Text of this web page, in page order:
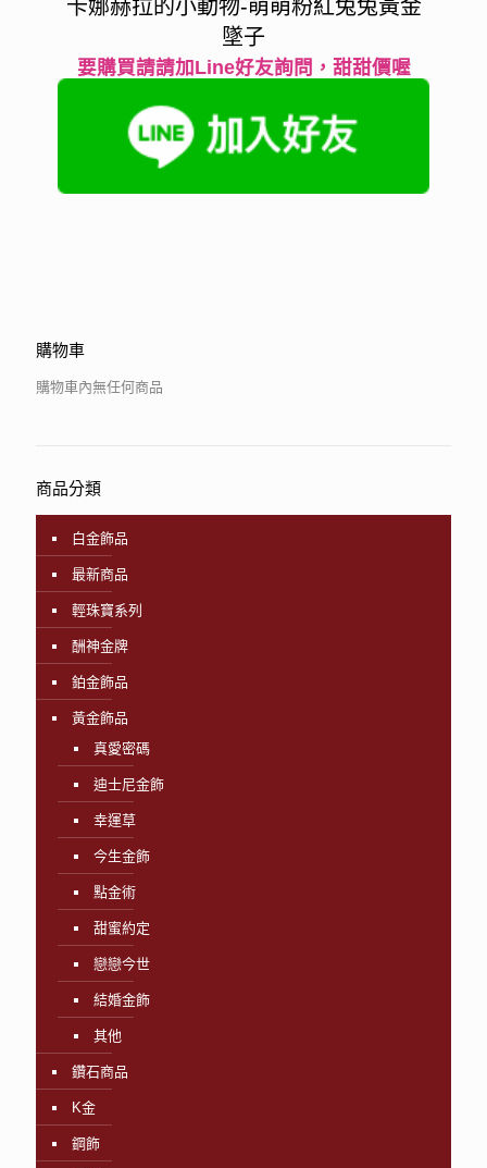
卡娜赫拉的小動物-萌萌粉紅兔兔黃金
墜子
要購買請請加Line好友詢問，甜甜價喔
購物車
購物車內無任何商品
商品分類
白金飾品
最新商品
輕珠寶系列
酬神金牌
鉑金飾品
黃金飾品
真愛密碼
迪士尼金飾
幸運草
今生金飾
點金術
甜蜜約定
戀戀今世
結婚金飾
其他
鑽石商品
K金
鋼飾